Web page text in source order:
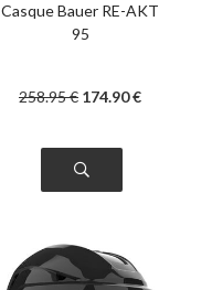
Casque Bauer RE-AKT
95
258.95€ 174.90€